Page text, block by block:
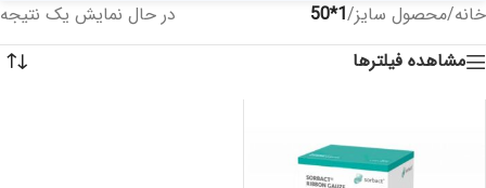
خانه/محصول سایز/
1*50
در حال نمایش یک نتیجه
مشاهده فیلترها